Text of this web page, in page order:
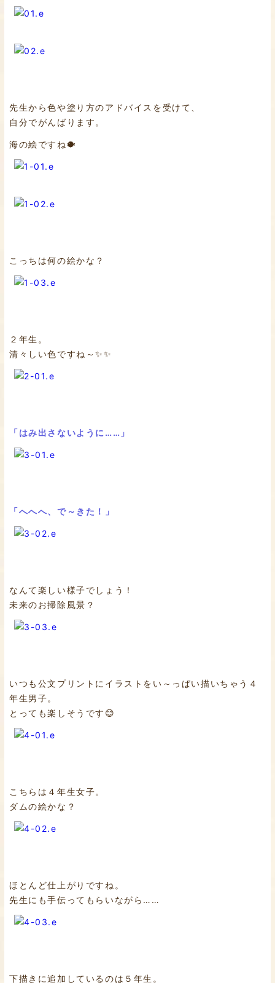
先生から色や塗り方のアドバイスを受けて、
自分でがんばります。
海の絵ですね🐡
こっちは何の絵かな？
２年生。
清々しい色ですね～✨✨
「はみ出さないように……」
「へへへ、で～きた！」
なんて楽しい様子でしょう！
未来のお掃除風景？
いつも公文プリントにイラストをい～っぱい描いちゃう４
年生男子。
とっても楽しそうです😊
こちらは４年生女子。
ダムの絵かな？
ほとんど仕上がりですね。
先生にも手伝ってもらいながら……
下描きに追加しているのは５年生。